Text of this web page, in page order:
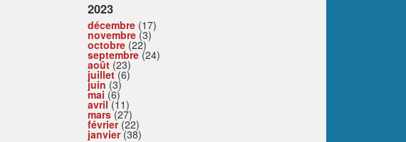
2023
décembre (17)
novembre (3)
octobre (22)
septembre (24)
août (23)
juillet(6)
juin (3)
mai (6)
avril(11)
mars(27)
février(22)
janvier(38)